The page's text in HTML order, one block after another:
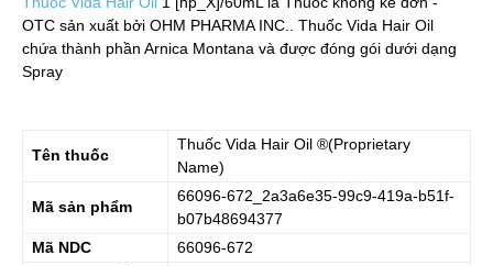
OTC sản xuất bởi OHM PHARMA INC.. Thuốc Vida Hair Oil
chứa thành phần Arnica Montana và được đóng gói dưới dạng
Spray
Tên thuốc
Thuốc Vida Hair Oil ®(Proprietary
Name)
Mã sản phẩm
66096-672_2a3a6e35-99c9-419a-b51f-
b07b48694377
Mã NDC
66096-672